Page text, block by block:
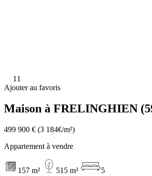
11
Ajouter au favoris
Maison à FRELINGHIEN
499 900 € (3 184€/m²)
Appartement à vendre
157 m² 515 m²
5